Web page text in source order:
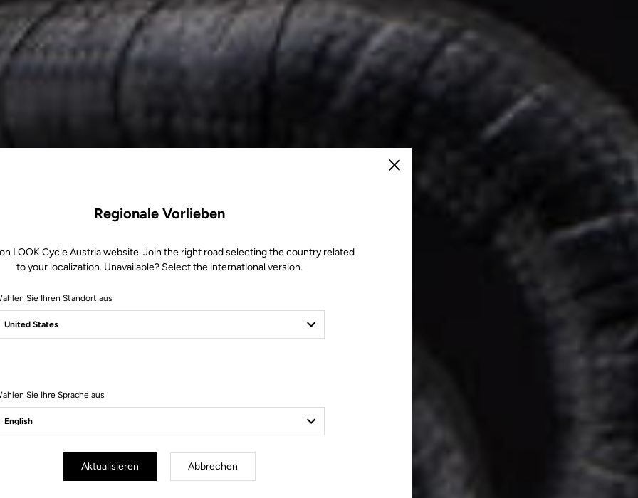
Schließen
Regionale Vorlieben
LOOK Cycle Austria website. Join the right road selecting the country related
to your localization. Unavailable? Select the international version.
Sie Ihren Standort aus
Sie Ihre Sprache aus
Aktualisieren Abbrechen